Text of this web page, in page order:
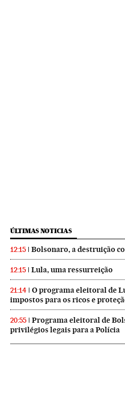
ÚLTIMAS NOTICIAS
12:15 Bolsonaro, a destruição
12:15 Lula, uma ressurreição
21:14
O programa eleitoral de
impostos para os ricos e
20:55
Programa eleitoral de
privilégios legais para a Polícia